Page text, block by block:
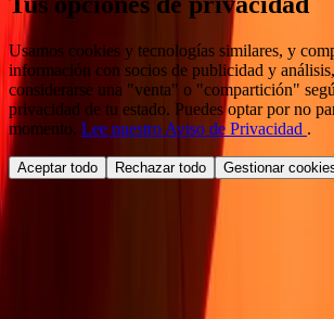
Usamos cookies y tecnologías similares, y
información con socios de publicidad y
considerarse una "venta" o "compartición"
privacidad de tu estado. Puedes optar por no
momento. Lee nuestro Aviso de Privacidad .
Aceptar todo Rechazar todo Gestionar